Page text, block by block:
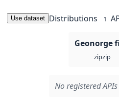
Use dataset Distributions 1
Geonorge
zipzip
No registered